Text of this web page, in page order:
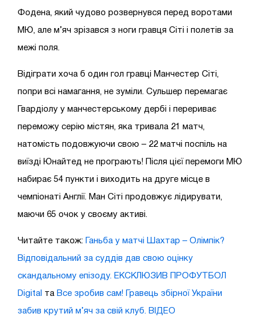
Фодена, який чудово розвернувся перед воротами
МЮ, але м’яч зрізався з ноги гравця Сіті і полетів за
межі поля.
Відіграти хоча б один гол гравці Манчестер Сіті,
попри всі намагання, не зуміли. Сульшер перемагає
Гвардіолу у манчестерському дербі і перериває
переможу серію містян, яка тривала 21 матч,
натомість подовжуючи свою – 22 матчі поспіль на
виїзді Юнайтед не програють! Після цієї перемоги МЮ
набирає 54 пункти і виходить на друге місце в
чемпіонаті Англії. Ман Сіті продовжує лідирувати,
маючи 65 очок у своєму активі.
Читайте також: Ганьба у матчі Шахтар – Олімпік?
Відповідальний за суддів дав свою оцінку
скандальному епізоду. ЕКСКЛЮЗИВ ПРОФУТБОЛ
Digital та Все зробив сам! Гравець збірної України
забив крутий м’яч за свій клуб. ВІДЕО